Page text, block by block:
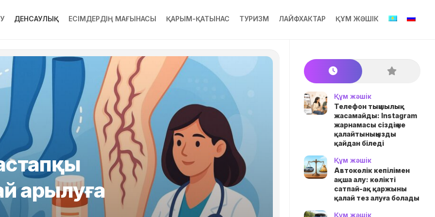
ДЕНСАУЛЫҚ ЕСІМДЕРДІҢ МАҒЫНАСЫ ҚАРЫМ-ҚАТЫНАС ТУРИЗМ ЛАЙФХАКТАР ҚҰМ ЖӘШІК
арылуға
Құм жәшік
Телефон тыңшылық
жасамайды: Instagram
жарнамасы сіздің не
қалайтыныңызды
қайдан біледі
Құм жәшік
Автокөлік кепілімен
ақша алу: көлікті
сатпай-ақ қаржыны
қалай тез алуға болады
Құм жәшік